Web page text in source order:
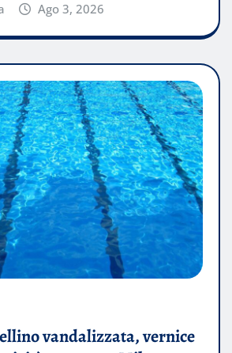
Ago 3, 2026
vandalizzata, vernice